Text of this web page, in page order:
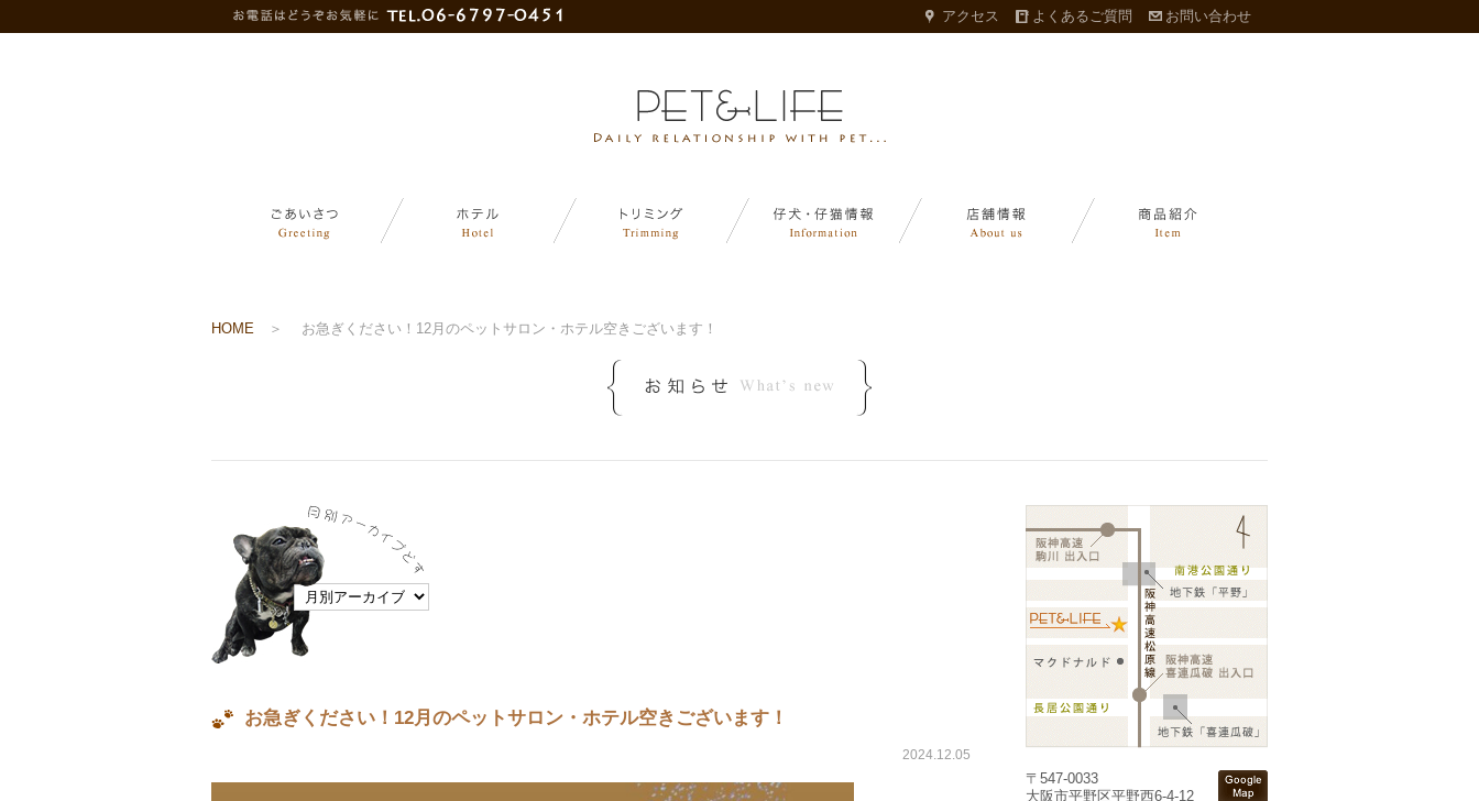
アクセス よくあるご質問 お問い合わせ
HOME ＞ お急ぎください！12月のペットサロン・ホテル空きございます！
お急ぎください！12月のペットサロン・ホテル空きございます！
2024.12.05
〒547-0033
大阪市平野区平野西6-4-12